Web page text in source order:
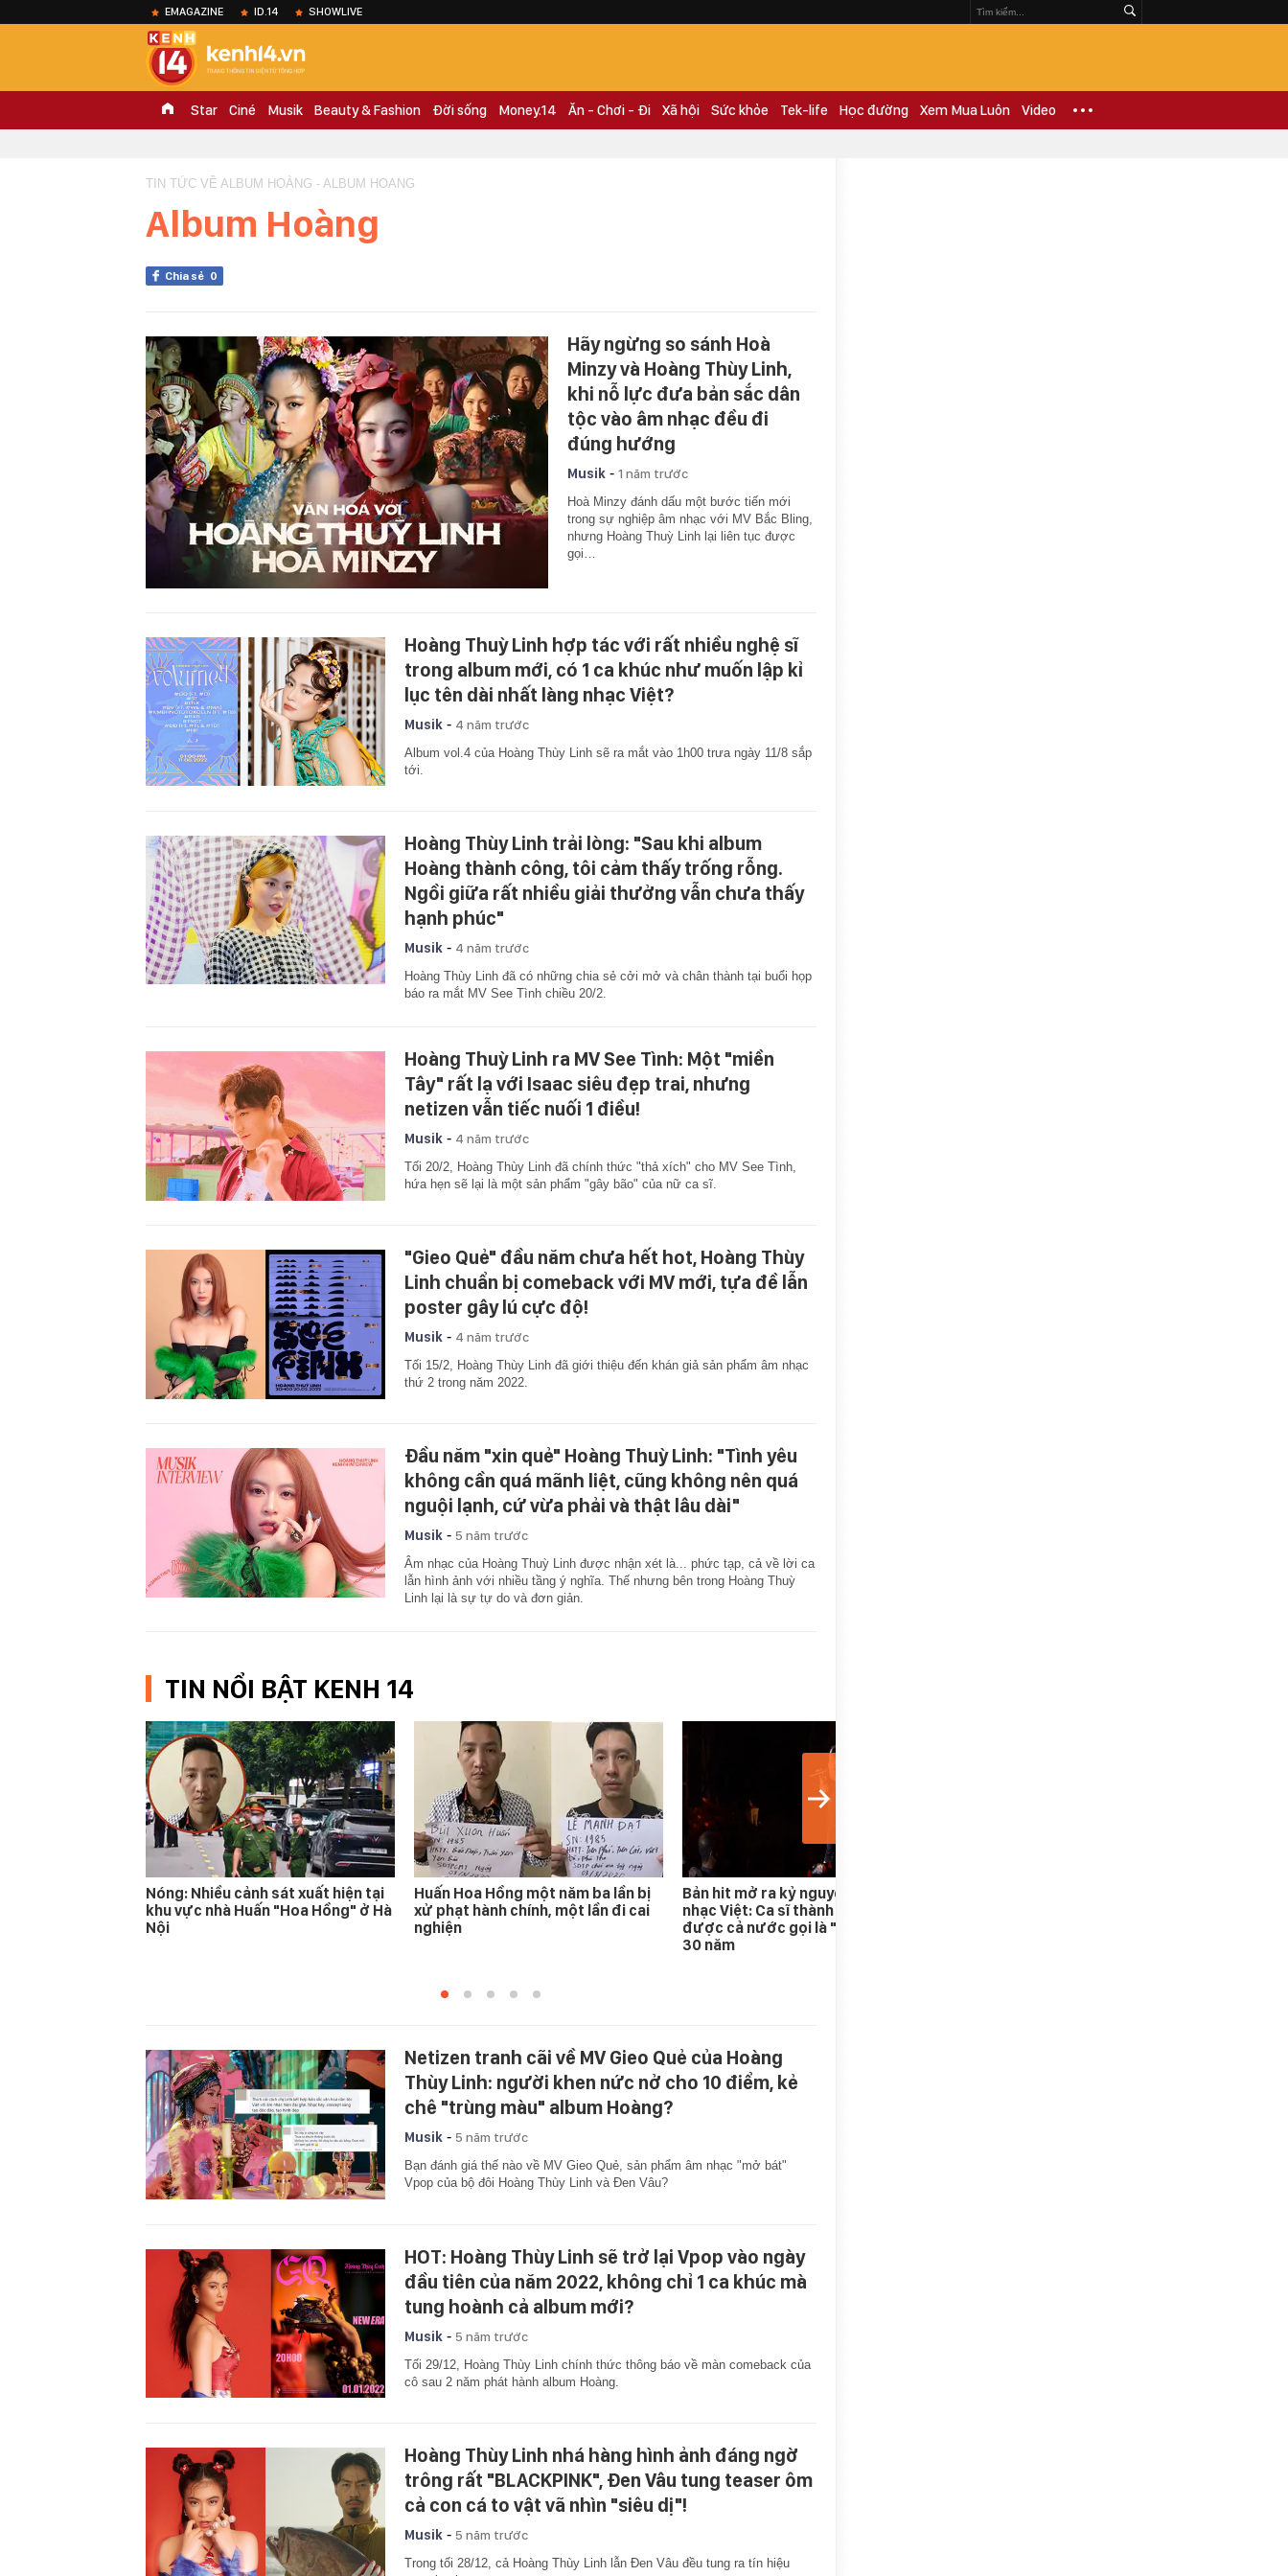
EMAGAZINE ID.14 SHOWLIVE
Star Ciné Musik Beauty & Fashion Đời sống Money.14 Ăn - Chơi - Đi Xã hội Sức khỏe Tek-life Học đường Xem Mua Luôn Video
TIN TỨC VỀ ALBUM HOÀNG - ALBUM HOANG
Album Hoàng
Chia sẻ 0
Hãy ngừng so sánh Hoà
Minzy và Hoàng Thùy Linh,
khi nỗ lực đưa bản sắc dân
tộc vào âm nhạc đều đi
đúng hướng
Musik - 1 năm trước
Hoà Minzy đánh dấu một bước tiến mới
trong sự nghiệp âm nhạc với MV Bắc Bling,
nhưng Hoàng Thuỳ Linh lại liên tục được
gọi…
Hoàng Thuỳ Linh hợp tác với rất nhiều nghệ sĩ
trong album mới, có 1 ca khúc như muốn lập kỉ
lục tên dài nhất làng nhạc Việt?
Musik - 4 năm trước
Album vol.4 của Hoàng Thùy Linh sẽ ra mắt vào 1h00 trưa ngày 11/8 sắp
tới.
Hoàng Thùy Linh trải lòng: "Sau khi album
Hoàng thành công, tôi cảm thấy trống rỗng.
Ngồi giữa rất nhiều giải thưởng vẫn chưa thấy
hạnh phúc"
Musik - 4 năm trước
Hoàng Thùy Linh đã có những chia sẻ cởi mở và chân thành tại buổi họp
báo ra mắt MV See Tình chiều 20/2.
Hoàng Thuỳ Linh ra MV See Tình: Một "miền
Tây" rất lạ với Isaac siêu đẹp trai, nhưng
netizen vẫn tiếc nuối 1 điều!
Musik - 4 năm trước
Tối 20/2, Hoàng Thùy Linh đã chính thức "thả xích" cho MV See Tình,
hứa hẹn sẽ lại là một sản phẩm "gây bão" của nữ ca sĩ.
"Gieo Quẻ" đầu năm chưa hết hot, Hoàng Thùy
Linh chuẩn bị comeback với MV mới, tựa đề lẫn
poster gây lú cực độ!
Musik - 4 năm trước
Tối 15/2, Hoàng Thùy Linh đã giới thiệu đến khán giả sản phẩm âm nhạc
thứ 2 trong năm 2022.
Đầu năm "xin quẻ" Hoàng Thuỳ Linh: "Tình yêu
không cần quá mãnh liệt, cũng không nên quá
nguội lạnh, cứ vừa phải và thật lâu dài"
Musik - 5 năm trước
Âm nhạc của Hoàng Thuỳ Linh được nhận xét là... phức tạp, cả về lời ca
lẫn hình ảnh với nhiều tầng ý nghĩa. Thế nhưng bên trong Hoàng Thuỳ
Linh lại là sự tự do và đơn giản.
TIN NỔI BẬT KENH 14
Nóng: Nhiều cảnh sát xuất hiện tại
khu vực nhà Huấn "Hoa Hồng" ở Hà
Nội
Huấn Hoa Hồng một năm ba lần bị
xử phạt hành chính, một lần đi cai
nghiện
Bản hit mở ra kỷ nguyên mới của
nhạc Việt: Ca sĩ thành hiện tượng
được cả nước gọi là "Anh Hai" gần
30 năm
Netizen tranh cãi về MV Gieo Quẻ của Hoàng
Thùy Linh: người khen nức nở cho 10 điểm, kẻ
chê "trùng màu" album Hoàng?
Musik - 5 năm trước
Bạn đánh giá thế nào về MV Gieo Quẻ, sản phẩm âm nhạc "mở bát"
Vpop của bộ đôi Hoàng Thùy Linh và Đen Vâu?
HOT: Hoàng Thùy Linh sẽ trở lại Vpop vào ngày
đầu tiên của năm 2022, không chỉ 1 ca khúc mà
tung hoành cả album mới?
Musik - 5 năm trước
Tối 29/12, Hoàng Thùy Linh chính thức thông báo về màn comeback của
cô sau 2 năm phát hành album Hoàng.
Hoàng Thùy Linh nhá hàng hình ảnh đáng ngờ
trông rất "BLACKPINK", Đen Vâu tung teaser ôm
cả con cá to vật vã nhìn "siêu dị"!
Musik - 5 năm trước
Trong tối 28/12, cả Hoàng Thùy Linh lẫn Đen Vâu đều tung ra tín hiệu